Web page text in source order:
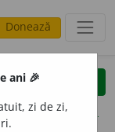
Donează
clear
opțiuni
ani 🎉
zi de zi,